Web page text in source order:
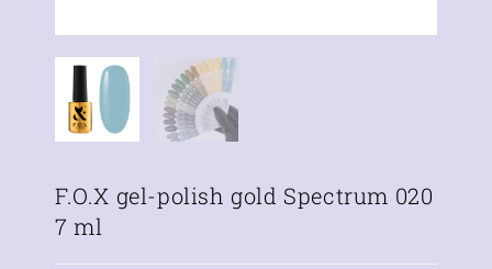
F.O.X gel-polish gold Spectrum 020
7 ml